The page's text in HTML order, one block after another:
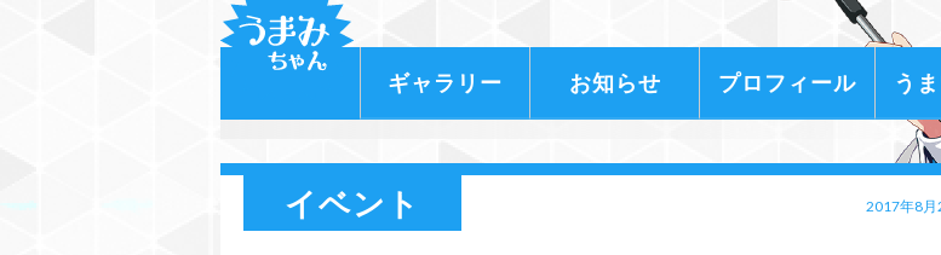
ギャラリー お知らせ プロフィール う
イベント 2017年8月